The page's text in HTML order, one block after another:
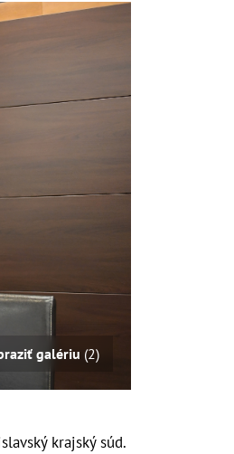
galériu (2)
krajský súd.